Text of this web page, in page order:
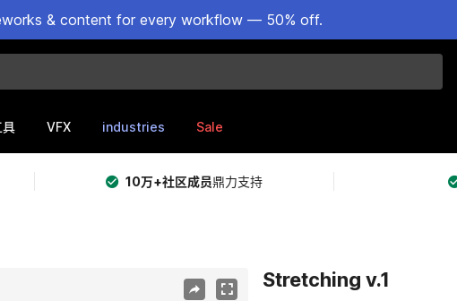
& content for every workflow — 50% off.
具 VFX industries Sale
10万+社区成员鼎力支持
Stretching v.1